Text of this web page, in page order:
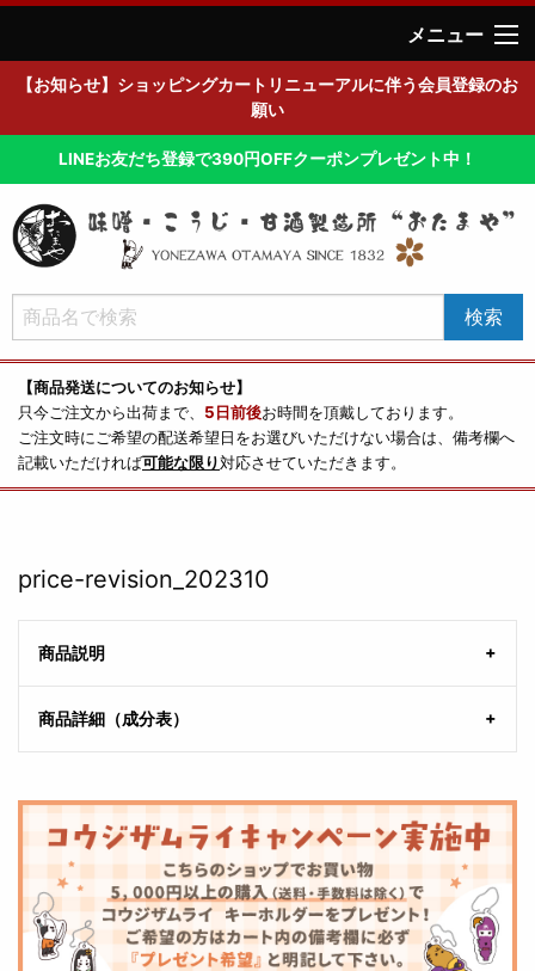
メニュー
【お知らせ】ショッピングカートリニューアルに伴う会員登録のお
願い
LINEお友だち登録で390円OFFクーポンプレゼント中！
【商品発送についてのお知らせ】
只今ご注文から出荷まで、 5日前後お時間を頂戴しております。
ご注文時にご希望の配送希望日をお選びいただけない場合は、備考欄へ
記載いただければ可能な限り対応させていただきます。
price-revision_202310
商品説明
商品詳細（成分表）